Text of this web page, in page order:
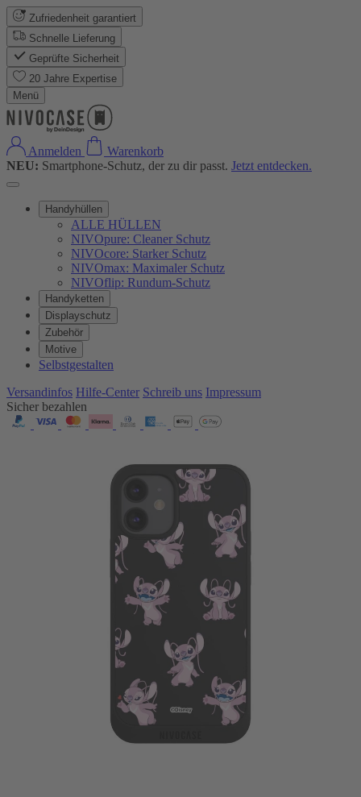
Zufriedenheit garantiert
Schnelle Lieferung
Geprüfte Sicherheit
20 Jahre Expertise
Menü
Anmelden
Warenkorb
NEU: Smartphone-Schutz, der zu dir passt. Jetzt entdecken.
Handyhüllen
ALLE HÜLLEN
NIVOpure: Cleaner Schutz
NIVOcore: Starker Schutz
NIVOmax: Maximaler Schutz
NIVOflip: Rundum-Schutz
Handyketten
Displayschutz
Zubehör
Motive
Selbstgestalten
Versandinfos Hilfe-Center Schreib uns Impressum
Sicher bezahlen